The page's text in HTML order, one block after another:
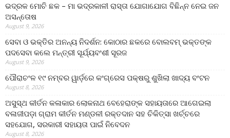
ଭଦ୍ରକ ମୋଚି ଛକ – ମା ଭଦ୍ରକାଳୀ ରାସ୍ତା ଯୋଗାଯୋଗ ବିଛିନ୍ନ ନେଇ ଜନ
ଅସନ୍ତୋଷ
August 9, 2026
ସେବା ଓ ଭକ୍ତିର ଅନନ୍ୟ ନିଦର୍ଶନ: କୋଠାର ଛକରେ ବୋଲବମ୍ ଭକ୍ତଙ୍କ
ପଦସେବା କଲେ ମନ୍ତ୍ରୀ ସୂର୍ଯ୍ୟବଂଶୀ ସୂରଜ
August 9, 2026
ପୌରାଚଂଳ ୧୯ ନମ୍ବର ୱାର୍ଡ଼ରେ କଂଗ୍ରେସ ପକ୍ଷରୁ ଶୁଖିଲା ଖାଦ୍ୟ ବଂଟନ
August 8, 2026
ଅସୁସ୍ଥ କୀର୍ତନ କଳାକାର ଲୋକନାଥ ବେହେରାଙ୍କ ସହାୟତାରେ ଆଗେଇଲା
ବଳାଜୀପଡ଼ା ଗ୍ରାମ କୀର୍ତନ ମଣ୍ଡଳୀ ରକ୍ତଦାନ ସହ ଚିକିତ୍ସା ଖର୍ଚ୍ଚରେ
ସହଯୋଗ, ସରକାରୀ ସହାୟତା ପାଇଁ ନିବେଦନ
August 8, 2026